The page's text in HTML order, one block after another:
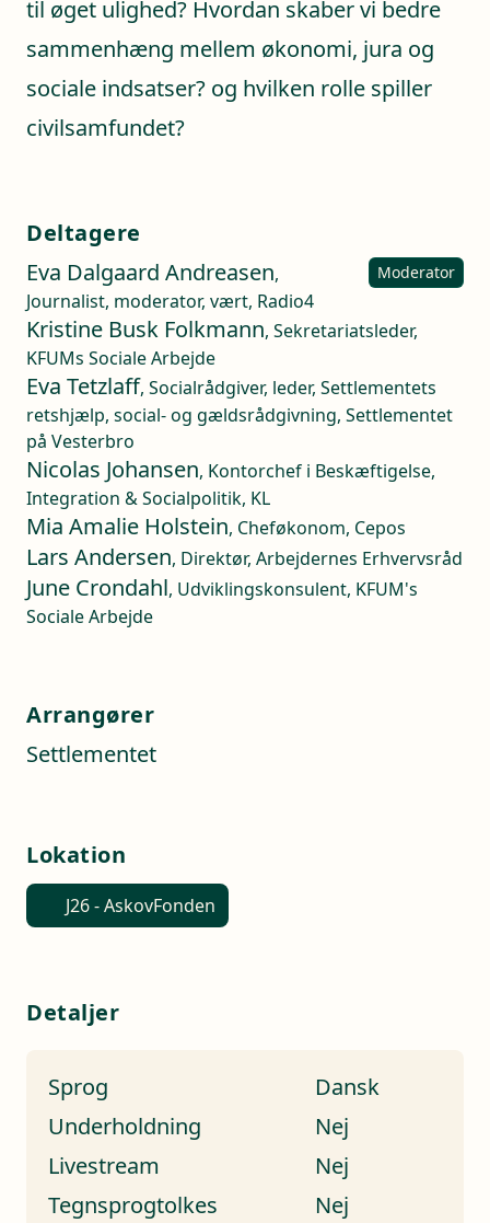
til øget ulighed? Hvordan skaber vi bedre
sammenhæng mellem økonomi, jura og
sociale indsatser? og hvilken rolle spiller
civilsamfundet?
Deltagere
Eva Dalgaard Andreasen,
Journalist, moderator, vært, Radio4
Moderator
Kristine Busk Folkmann, Sekretariatsleder,
KFUMs Sociale Arbejde
Eva Tetzlaff, Socialrådgiver, leder, Settlementets
retshjælp, social- og gældsrådgivning, Settlementet
på Vesterbro
Nicolas Johansen, Kontorchef i Beskæftigelse,
Integration & Socialpolitik, KL
Mia Amalie Holstein, Cheføkonom, Cepos
Lars Andersen, Direktør, Arbejdernes Erhvervsråd
June Crondahl, Udviklingskonsulent, KFUM's
Sociale Arbejde
Arrangører
Settlementet
Lokation
J26 - AskovFonden
Detaljer
Sprog
Dansk
Underholdning
Nej
Livestream
Nej
Tegnsprogtolkes
Nej